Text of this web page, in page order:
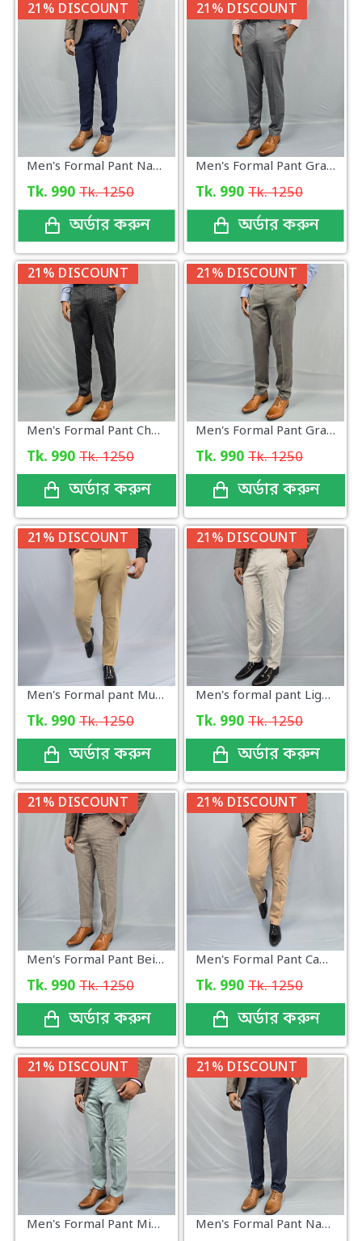
21% DISCOUNT
Men's Formal Pant Navy design New
Tk. 990 Tk. 1250
অর্ডার করুন
21% DISCOUNT
Men's Formal Pant Gray new Collection
Tk. 990 Tk. 1250
অর্ডার করুন
21% DISCOUNT
Men's Formal Pant Check New Collection
Tk. 990 Tk. 1250
অর্ডার করুন
21% DISCOUNT
Men's Formal Pant Gray New
Tk. 990 Tk. 1250
অর্ডার করুন
21% DISCOUNT
Men's Formal pant Mustard Color
Tk. 990 Tk. 1250
অর্ডার করুন
21% DISCOUNT
Men's formal pant Light Ash Eid Collection
Tk. 990 Tk. 1250
অর্ডার করুন
21% DISCOUNT
Men's Formal Pant Beige Brown With micro Pattern
Tk. 990 Tk. 1250
অর্ডার করুন
21% DISCOUNT
Men's Formal Pant Camel Brown
Tk. 990 Tk. 1250
অর্ডার করুন
21% DISCOUNT
Men's Formal Pant Mint Green
21% DISCOUNT
Men's Formal Pant Navy New